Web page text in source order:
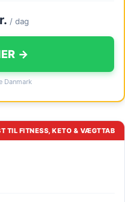
/ dag
→
Danmark
TIL FITNESS, KETO & VÆGTTAB